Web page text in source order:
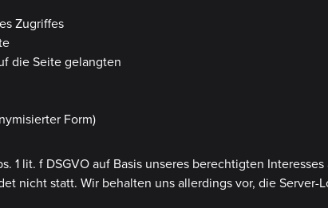
Zugriffes
die Seite gelangten
Form)
1 lit. f DSGVO auf Basis unseres berechtigten
nicht statt. Wir behalten uns allerdings vor, die